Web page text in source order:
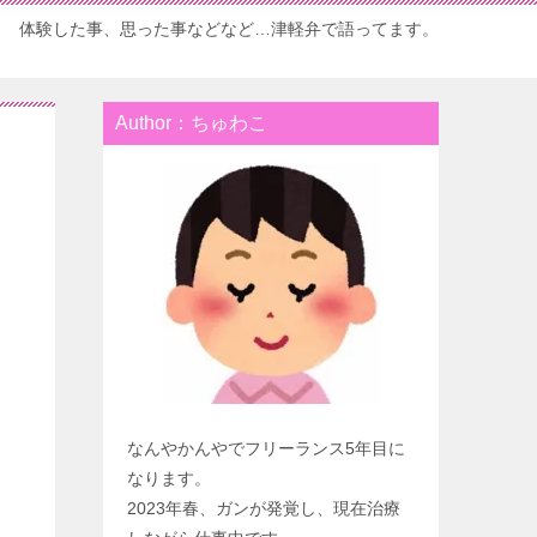
体験した事、思った事などなど…津軽弁で語ってます。
Author：ちゅわこ
なんやかんやでフリーランス5年目に
なります。
2023年春、ガンが発覚し、現在治療